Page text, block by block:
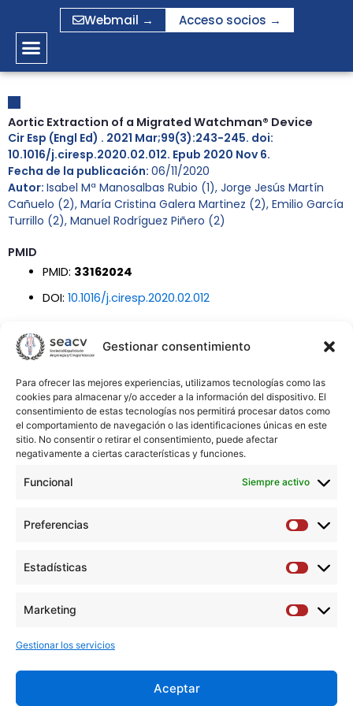
Gestionar consentimiento
Para ofrecer las mejores experiencias, utilizamos tecnologías como las
cookies para almacenar y/o acceder a la información del dispositivo. El
consentimiento de estas tecnologías nos permitirá procesar datos como
el comportamiento de navegación o las identificaciones únicas en este
sitio. No consentir o retirar el consentimiento, puede afectar
negativamente a ciertas características y funciones.
Funcional Siempre activo
Preferencias
Estadísticas
Marketing
Gestionar los servicios
Aceptar
contenido
Webmail → Acceso socios →
Aortic Extraction of a Migrated Watchman® Device
Cir Esp (Engl Ed) . 2021 Mar;99(3):243-245. doi:
10.1016/j.ciresp.2020.02.012. Epub 2020 Nov 6.
Fecha de la publicación: 06/11/2020
Autor: Isabel Mª Manosalbas Rubio (1), Jorge Jesús Martín
Cañuelo (2), María Cristina Galera Martinez (2), Emilio García
Turrillo (2), Manuel Rodríguez Piñero (2)
PMID
PMID: 33162024
DOI: 10.1016/j.ciresp.2020.02.012
Affiliations
Vascular, Hospital Universitario Puerta del Mar, Cádiz,
España. Electronic address: isamaru91@gmail.com.
Unidad de Gestión Clínica (UGC) de Angiología y Cirugía
Vascular, Hospital Universitario Puerta del Mar, Cádiz,
España.
Abstract